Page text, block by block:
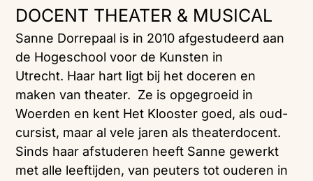
DOCENT THEATER & MUSICAL
Sanne Dorrepaal is in 2010 afgestudeerd aan
de Hogeschool voor de Kunsten in
Utrecht. Haar hart ligt bij het doceren en
maken van theater. Ze is opgegroeid in
Woerden en kent Het Klooster goed, als oud-
cursist, maar al vele jaren als theaterdocent.
Sinds haar afstuderen heeft Sanne gewerkt
met alle leeftijden, van peuters tot ouderen in